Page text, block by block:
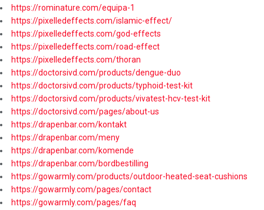
https://rominature.com/equipa-1
https://pixelledeffects.com/islamic-effect/
https://pixelledeffects.com/god-effects
https://pixelledeffects.com/road-effect
https://pixelledeffects.com/thoran
https://doctorsivd.com/products/dengue-duo
https://doctorsivd.com/products/typhoid-test-kit
https://doctorsivd.com/products/vivatest-hcv-test-kit
https://doctorsivd.com/pages/about-us
https://drapenbar.com/kontakt
https://drapenbar.com/meny
https://drapenbar.com/komende
https://drapenbar.com/bordbestilling
https://gowarmly.com/products/outdoor-heated-seat-cushions
https://gowarmly.com/pages/contact
https://gowarmly.com/pages/faq